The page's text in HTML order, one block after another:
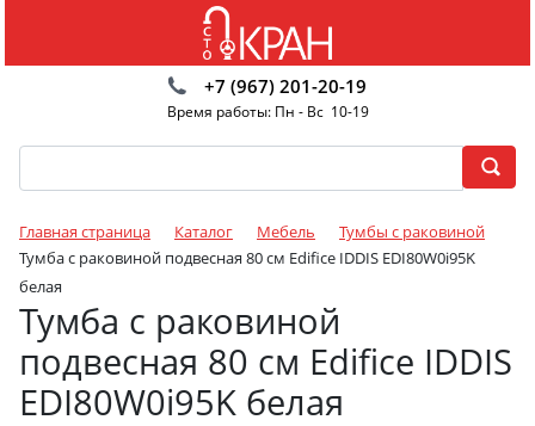
+7 (967) 201-20-19
Время работы: Пн - Вс 10-19
Главная страница Каталог Мебель
Тумбы с раковиной
Тумба с раковиной подвесная 80 см Edifice IDDIS EDI80W0i95K
белая
Тумба с раковиной
подвесная 80 см Edifice IDDIS
EDI80W0i95K белая